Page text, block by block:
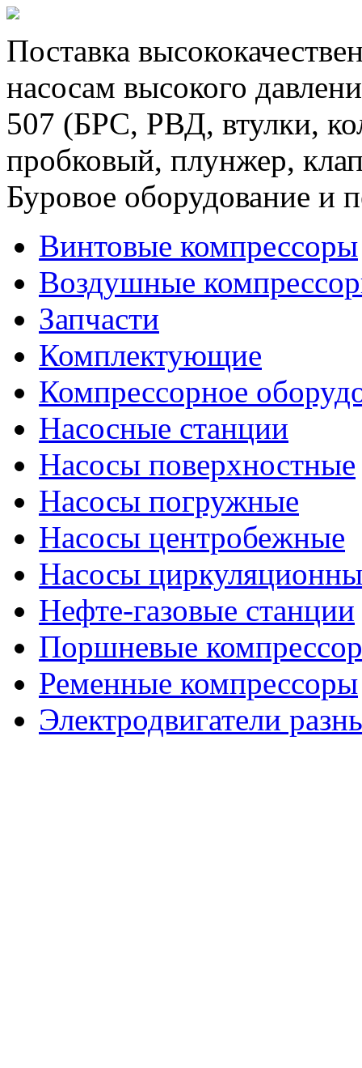
Поставка
насосам высокого
507 (БРС, РВД, втулки,
пробковый, плунжер,
Буровое оборудование и
Винтовые компрессоры
Воздушные
Запчасти
Комплектующие
Компрессорное
Насосные станции
Насосы поверхностные
Насосы погружные
Насосы центробежные
Насосы
Нефте-газовые станции
Поршневые
Ременные компрессоры
Электродвигатели